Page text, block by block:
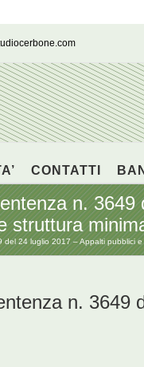
CONTATTI
n.
struttura
24 luglio 2017 – Appalti pubblici
n. 3649